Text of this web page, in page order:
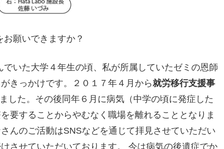
願いできますか？
いた大学４年生の頃、私が所属していたゼミの恩師
きっかけです。２０１７年４月から就労移行支援事
した。その後同年６月に病気（中学の頃に発症した
要することからやむなく職場を離れることとなりま
んのご活動はSNSなどを通じて拝見させていただい
させていただいております。 今は病気の後遺症でか